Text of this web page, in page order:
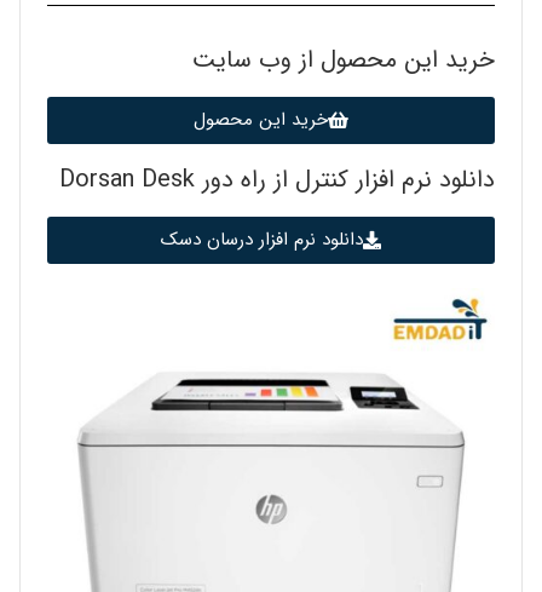
خرید این محصول از وب سایت
خرید این محصول
دانلود نرم افزار کنترل از راه دور Dorsan Desk
دانلود نرم افزار درسان دسک